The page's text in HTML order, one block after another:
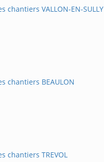
chantiers VALLON-EN-SULLY
chantiers BEAULON
chantiers TREVOL